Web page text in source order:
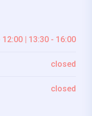
12:00 | 13:30 - 16:00
closed
closed